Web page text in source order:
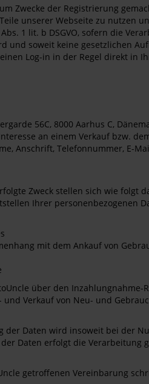
Zwecke der Registrierung
unserer Webseite zu nutzen
1 lit. b DSGVO, sofern die
soweit keine gesetzlichen
Log-in in der Regel direkt in
56C, 8000 Aarhus C,
an einem Verkauf bzw.
Anschrift, Telefonnummer, E-
Zweck stellen sich wie folgt
Ihrer personenbezogenen
mit dem Ankauf von
über den Inzahlungnahme-
Verkauf von Neu- und
der Daten wird insoweit bei der
Daten erfolgt die Verarbeitung
getroffenen Vereinbarung